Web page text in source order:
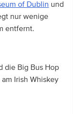
of Dublin und
nur wenige
entfernt.
die Big Bus Hop
Irish Whiskey